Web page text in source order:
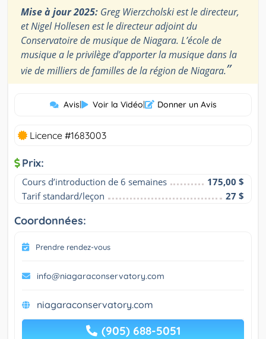
Mise à jour 2025: Greg Wierzcholski est le directeur,
et Nigel Hollesen est le directeur adjoint du
Conservatoire de musique de Niagara. L’école de
musique a le privilège d’apporter la musique dans la
vie de milliers de familles de la région de Niagara.”
Avis| Voir la Vidéo| Donner un Avis
Licence #1683003
Prix:
Cours d’introduction de 6 semaines
175,00 $
Tarif standard/leçon
27 $
Coordonnées:
Prendre rendez-vous
info@niagaraconservatory.com
niagaraconservatory.com
(905) 688-5051